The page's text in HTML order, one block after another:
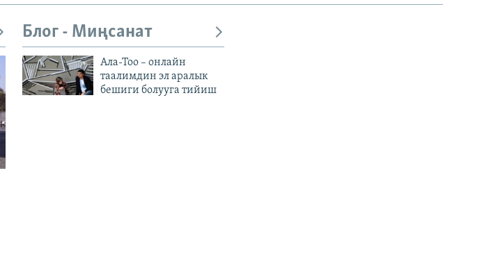
Блог - Миңсанат
Ала-Тоо – онлайн
таалимдин эл аралык
бешиги болууга тийиш